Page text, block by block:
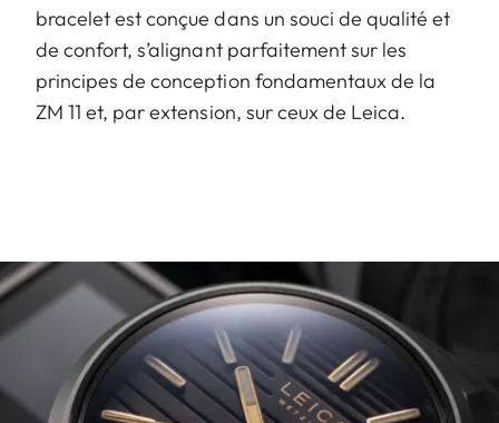
bracelet est conçue dans un souci de qualité et
de confort, s’alignant parfaitement sur les
principes de conception fondamentaux de la
ZM 11 et, par extension, sur ceux de Leica.